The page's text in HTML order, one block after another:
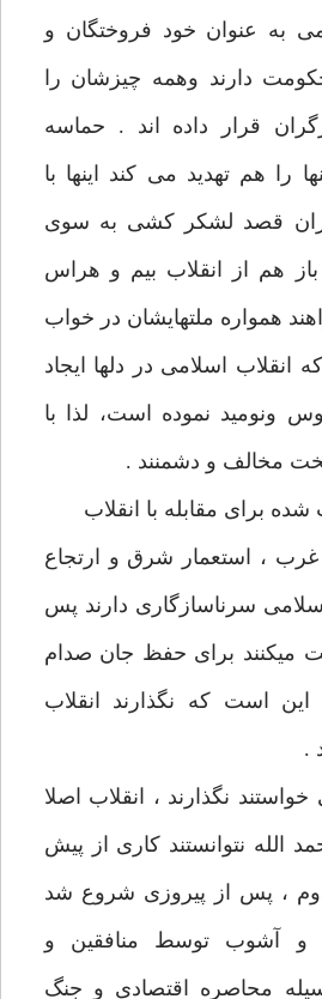
به عنوان خود فروختگان و
دارند وهمه چیزشان را
قرار داده اند . حماسه
را هم تهدید می کند اینها با
ایران قصد لشکر کشی به سوی
باز هم از انقلاب بیم و هراس
همواره ملتهایشان در خواب
انقلاب اسلامی در دلها ایجاد
ونومید نموده است، لذا با
مخالف و دشمنند .
برای مقابله با انقلاب
غرب ، استعمار شرق و ارتجاع
سرناسازگاری دارند پس
میکنند برای حفظ جان صدام
است که نگذارند انقلاب
.
نگذارند ، انقلاب اصلا
الله نتوانستند کاری از پیش
دوم ، پس از پیروزی شروع شد
و آشوب توسط منافقین و
محاصره اقتصادی و جنگ